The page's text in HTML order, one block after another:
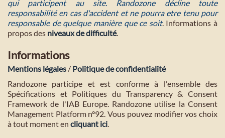
qui participent au site. Randozone décline toute
responsabilité en cas d'accident et ne pourra etre tenu pour
responsable de quelque manière que ce soit. Informations à
propos des niveaux de difficulté.
Informations
Mentions légales / Politique de confidentialité
Randozone participe et est conforme à l'ensemble des
Spécifications et Politiques du Transparency & Consent
Framework de l'IAB Europe. Randozone utilise la Consent
Management Platform n°92. Vous pouvez modifier vos choix
à tout moment en cliquant ici.